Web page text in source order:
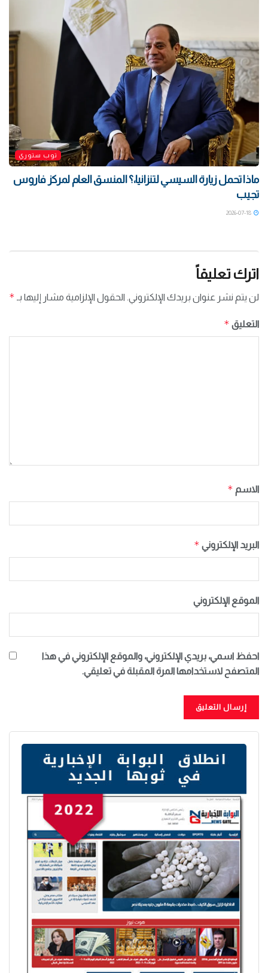
توب ستوري
ماذا تحمل زيارة السيسي لتنزانيا،؟ المنسق العام لمركز فاروس
تجيب
اترك تعليقاً
لن يتم نشر عنوان بريدك الإلكتروني. الحقول الإلزامية مشار إليها بـ *
التعليق *
الاسم *
البريد الإلكتروني *
الموقع الإلكتروني
احفظ اسمي، بريدي الإلكتروني، والموقع الإلكتروني في هذا
المتصفح لاستخدامها المرة المقبلة في تعليقي.